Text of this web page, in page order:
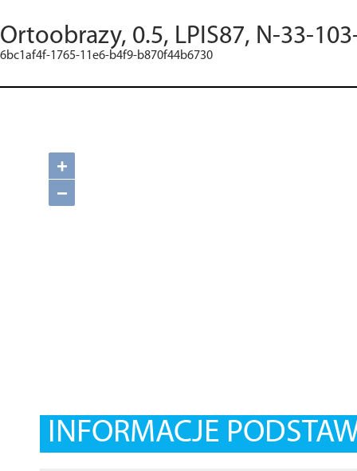
Ortoobrazy, 0.5, LPIS87, N-33-
6bc1af4f-1765-11e6-b4f9-b870f44b6730
+
−
INFORMACJE